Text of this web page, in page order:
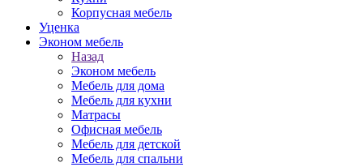
Корпусная мебель
Уценка
Эконом мебель
Назад
Эконом мебель
Мебель для дома
Мебель для кухни
Матрасы
Офисная мебель
Мебель для детской
Мебель для спальни